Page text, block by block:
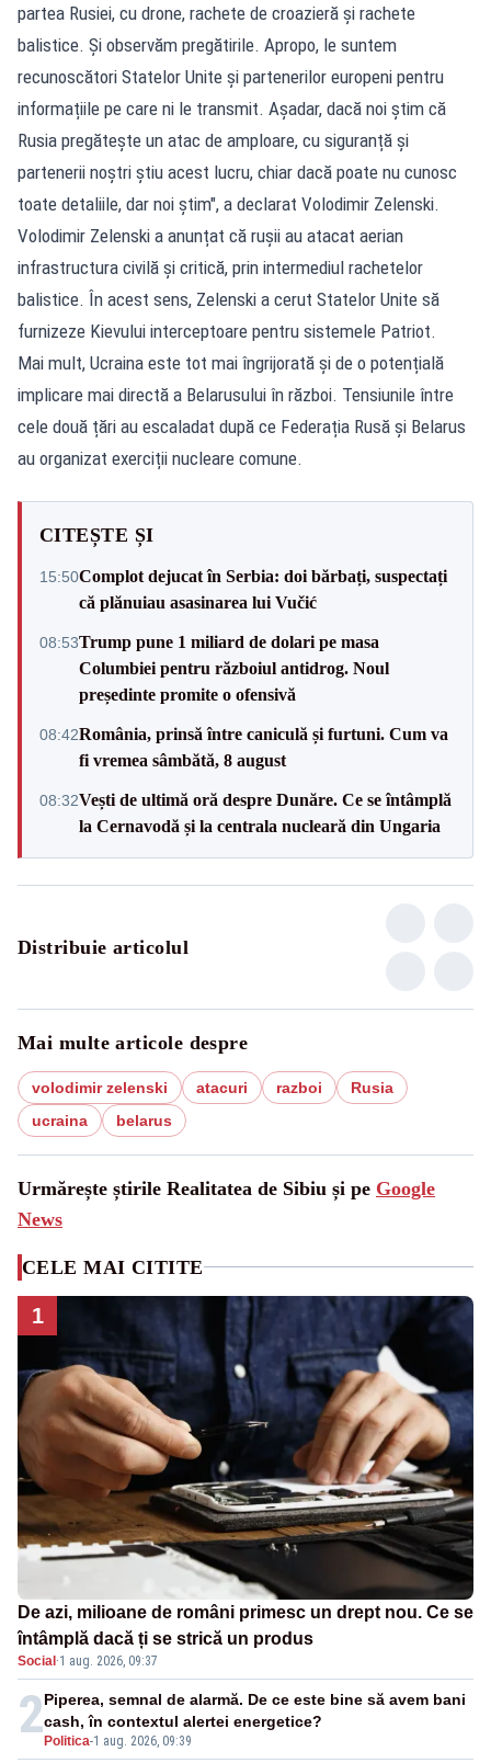
partea Rusiei, cu drone, rachete de croazieră și rachete
balistice. Și observăm pregătirile. Apropo, le suntem
recunoscători Statelor Unite și partenerilor europeni pentru
informațiile pe care ni le transmit. Așadar, dacă noi știm că
Rusia pregătește un atac de amploare, cu siguranță și
partenerii noștri știu acest lucru, chiar dacă poate nu cunosc
toate detaliile, dar noi știm", a declarat Volodimir Zelenski.
Volodimir Zelenski a anunțat că rușii au atacat aerian
infrastructura civilă și critică, prin intermediul rachetelor
balistice. În acest sens, Zelenski a cerut Statelor Unite să
furnizeze Kievului interceptoare pentru sistemele Patriot.
Mai mult, Ucraina este tot mai îngrijorată și de o potențială
implicare mai directă a Belarusului în război. Tensiunile între
cele două țări au escaladat după ce Federația Rusă și Belarus
au organizat exerciții nucleare comune.
CITEȘTE ȘI
15:50Complot dejucat în Serbia: doi bărbați, suspectați
că plănuiau asasinarea lui Vučić
08:53Trump pune 1 miliard de dolari pe masa
Columbiei pentru războiul antidrog. Noul
președinte promite o ofensivă
08:42România, prinsă între caniculă și furtuni. Cum va
fi vremea sâmbătă, 8 august
08:32Vești de ultimă oră despre Dunăre. Ce se întâmplă
la Cernavodă și la centrala nucleară din Ungaria
Distribuie articolul
Mai multe articole despre
volodimir zelenski atacuri razboi
Rusia
ucraina
belarus
Urmărește știrile Realitatea de Sibiu și pe Google
News
CELE MAI CITITE
1
De azi, milioane de români primesc un drept nou. Ce se
întâmplă dacă ți se strică un produs
Social ·1 aug. 2026, 09:37
2 Politica-1 aug. 2026, 09:39
Piperea, semnal de alarmă. De ce este bine să avem bani
cash, în contextul alertei energetice?